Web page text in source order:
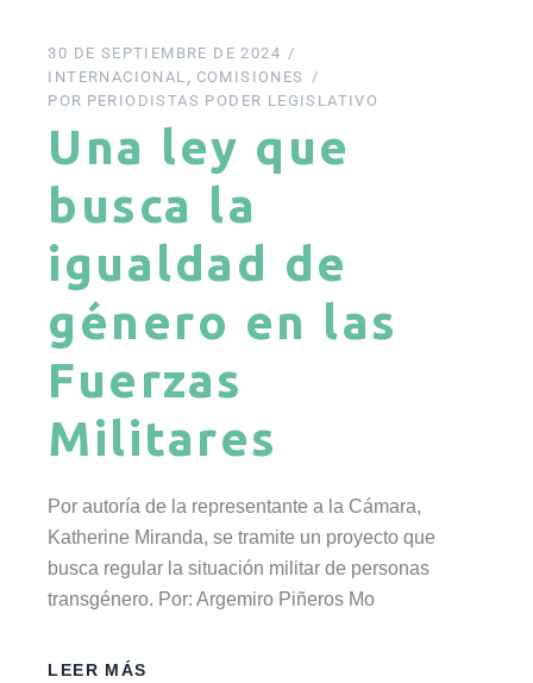
30 DE SEPTIEMBRE DE 2024
INTERNACIONAL
COMISIONES
POR PERIODISTAS PODER LEGISLATIVO
Una ley que
busca la
igualdad de
género en las
Fuerzas
Militares
Por autoría de la representante a la Cámara,
Katherine Miranda, se tramite un proyecto que
busca regular la situación militar de personas
transgénero. Por: Argemiro Piñeros Mo
LEER MÁS